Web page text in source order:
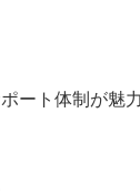
ート体制が魅